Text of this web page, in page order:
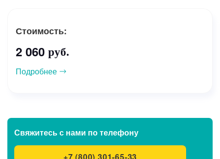
Стоимость:
2 060 руб.
Подробнее
Свяжитесь с нами по телефону